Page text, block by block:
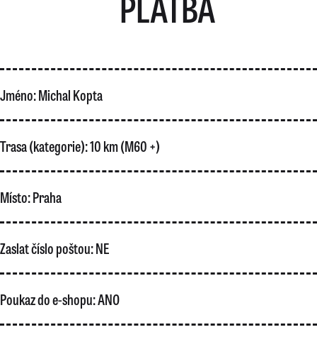
Jméno:Michal Kopta
Trasa (kategorie):10 km (M60 +)
Místo:Praha
Zaslat číslo poštou:NE
Poukaz do e-shopu:ANO